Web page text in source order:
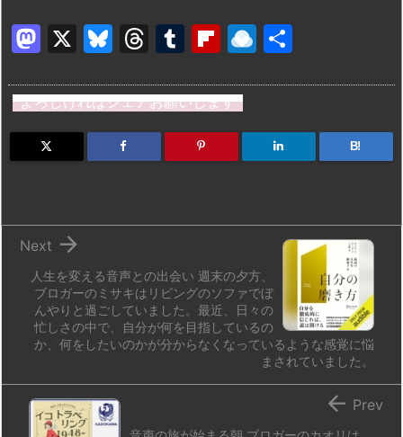
M
st
o
d
X
Bl
e
s
k
T
e
a
d
T
m
bl
r
Fl
b
o
ar
R
n
dr
o
よろしければシェアお願いします
B!
人生を変える音声との出会い 週末の夕方、
ブロガーのミサキはリビングのソファでぼ
んやりと過ごしていました。最近、日々の
忙しさの中で、自分が何を目指しているの
か、何をしたいのかが分からなくなっているような感覚に悩
まされていました。

Next
 Prev